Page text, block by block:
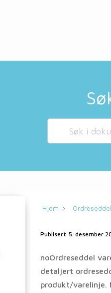
Hjem
Publisert 5. desember
noOrdreseddel
detaljert
produkt/varelinje.